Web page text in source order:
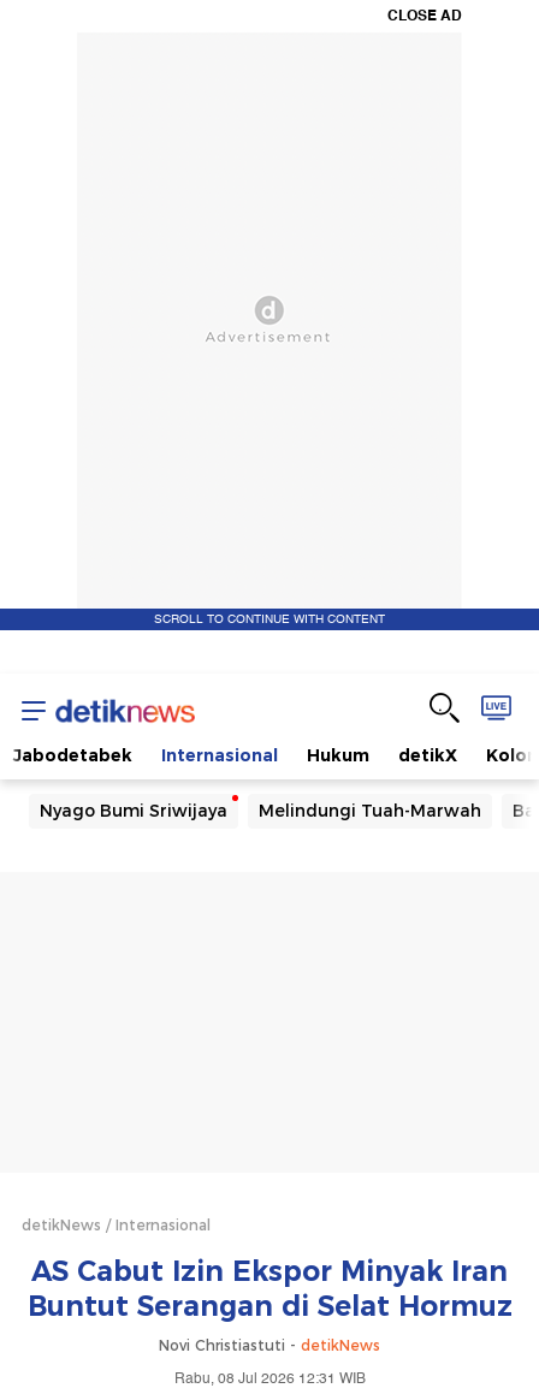
CLOSE AD
SCROLL TO CONTINUE WITH CONTENT
Jabodetabek Internasional Hukum detikX
Nyago Bumi Sriwijaya Melindungi Tuah-Marwah
detikNews Internasional
AS Cabut Izin Ekspor Minyak Iran
Buntut Serangan di Selat Hormuz
Novi Christiastuti - detikNews
Rabu, 08 Jul 2026 12:31 WIB